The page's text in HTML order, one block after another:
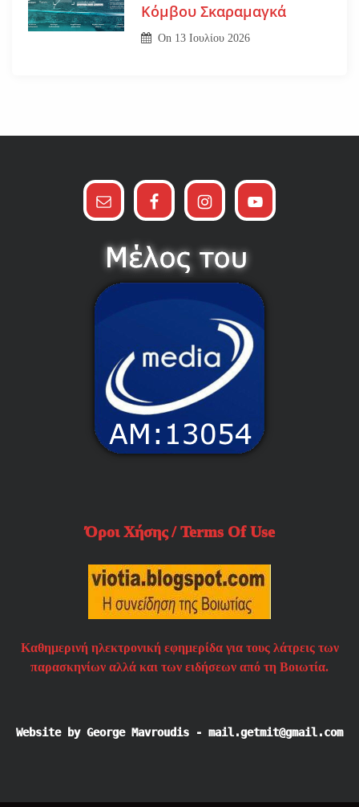
Κόμβου Σκαραμαγκά
On 13 Ιουλίου 2026
Όροι Χήσης / Terms Of Use
Καθημερινή ηλεκτρονική εφημερίδα για τους λάτρεις των
παρασκηνίων αλλά και των ειδήσεων από τη Βοιωτία.
Website by George Mavroudis - mail.getmit@gmail.com